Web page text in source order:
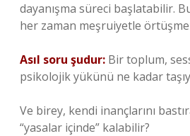
dayanışma süreci başlatabilir.
her zaman meşruiyetle
Asıl soru şudur: Bir toplum,
psikolojik yükünü ne kadar
Ve birey, kendi inançlarını
“yasalar içinde” kalabilir?